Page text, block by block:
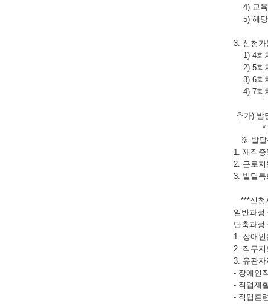
4) 교육
5) 해당
3. 신청가
1) 4회
2) 5회
3) 6회
4) 7회
추가) 발
* 신청
※ 발달
1. 재직
2. 근로지
3. 발달특
***신청
일반과정
단축과정
1. 장애
2. 직무
3. 유관자
- 장애인
- 직업재
- 직업훈